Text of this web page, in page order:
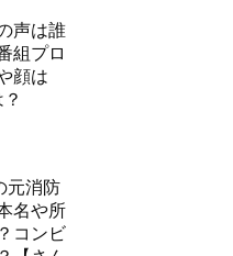
声は誰
組プロ
顔は
元消防
名や所
コンビ